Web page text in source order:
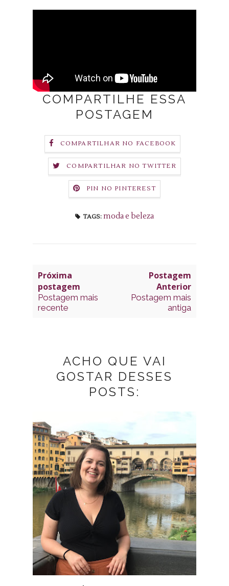
COMPARTILHE ESSA
POSTAGEM
COMPARTILHAR NO FACEBOOK
COMPARTILHAR NO TWITTER
PIN NO PINTEREST
TAGS: moda e beleza
Próxima
postagem
Postagem mais
recente
Postagem
Anterior
Postagem mais
antiga
ACHO QUE VAI
GOSTAR DESSES
POSTS: